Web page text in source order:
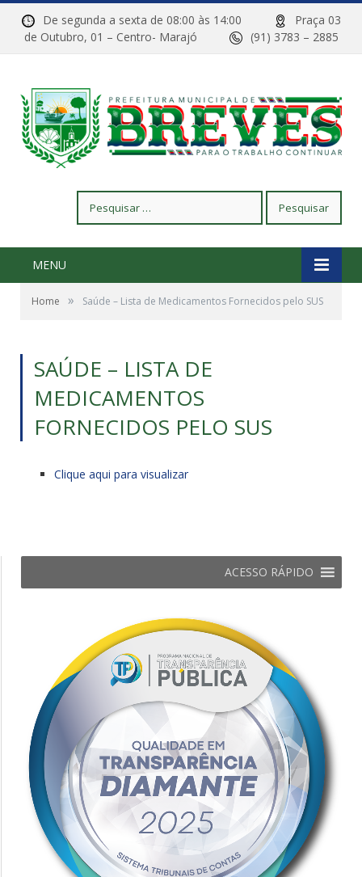
De segunda a sexta de 08:00 às 14:00
Praça 03
de Outubro, 01 – Centro- Marajó
(91) 3783 – 2885
por:
MENU
Home » Saúde – Lista de Medicamentos Fornecidos pelo SUS
SAÚDE – LISTA DE
MEDICAMENTOS
FORNECIDOS PELO SUS
Clique aqui para visualizar
ACESSO RÁPIDO